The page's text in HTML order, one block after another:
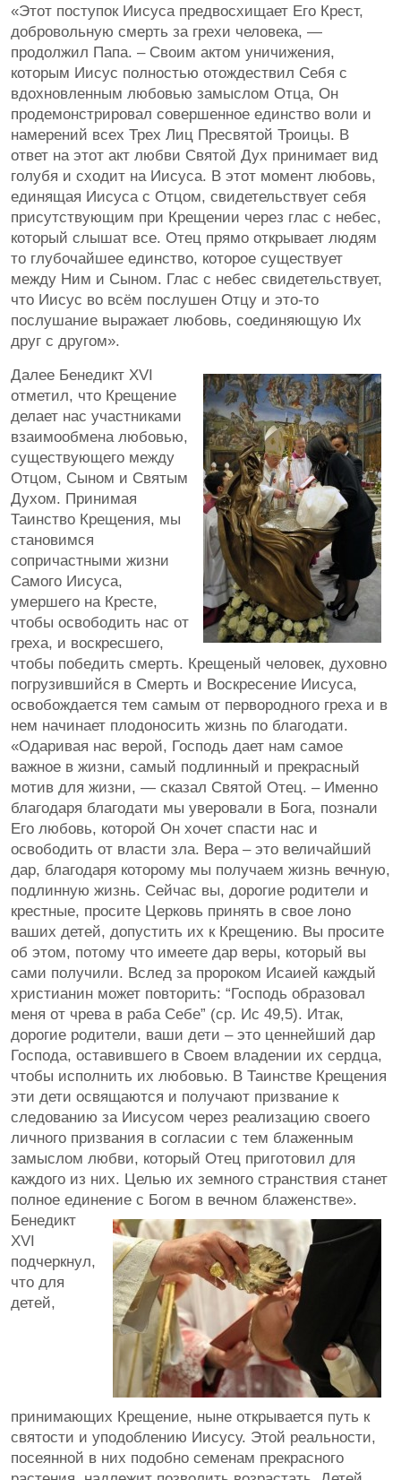
«Этот поступок Иисуса предвосхищает Его Крест,
добровольную смерть за грехи человека, —
продолжил Папа. – Своим актом уничижения,
которым Иисус полностью отождествил Себя с
вдохновленным любовью замыслом Отца, Он
продемонстрировал совершенное единство воли и
намерений всех Трех Лиц Пресвятой Троицы. В
ответ на этот акт любви Святой Дух принимает вид
голубя и сходит на Иисуса. В этот момент любовь,
единящая Иисуса с Отцом, свидетельствует себя
присутствующим при Крещении через глас с небес,
который слышат все. Отец прямо открывает людям
то глубочайшее единство, которое существует
между Ним и Сыном. Глас с небес свидетельствует,
что Иисус во всём послушен Отцу и это-то
послушание выражает любовь, соединяющую Их
друг с другом».
Далее Бенедикт XVI
отметил, что Крещение
делает нас участниками
взаимообмена любовью,
существующего между
Отцом, Сыном и Святым
Духом. Принимая
Таинство Крещения, мы
становимся
сопричастными жизни
Самого Иисуса,
умершего на Кресте,
чтобы освободить нас от
греха, и воскресшего,
чтобы победить смерть. Крещеный человек, духовно
погрузившийся в Смерть и Воскресение Иисуса,
освобождается тем самым от первородного греха и в
нем начинает плодоносить жизнь по благодати.
«Одаривая нас верой, Господь дает нам самое
важное в жизни, самый подлинный и прекрасный
мотив для жизни, — сказал Святой Отец. – Именно
благодаря благодати мы уверовали в Бога, познали
Его любовь, которой Он хочет спасти нас и
освободить от власти зла. Вера – это величайший
дар, благодаря которому мы получаем жизнь вечную,
подлинную жизнь. Сейчас вы, дорогие родители и
крестные, просите Церковь принять в свое лоно
ваших детей, допустить их к Крещению. Вы просите
об этом, потому что имеете дар веры, который вы
сами получили. Вслед за пророком Исаией каждый
христианин может повторить: “Господь образовал
меня от чрева в раба Себе” (ср. Ис 49,5). Итак,
дорогие родители, ваши дети – это ценнейший дар
Господа, оставившего в Своем владении их сердца,
чтобы исполнить их любовью. В Таинстве Крещения
эти дети освящаются и получают призвание к
следованию за Иисусом через реализацию своего
личного призвания в согласии с тем блаженным
замыслом любви, который Отец приготовил для
каждого из них. Целью их земного странствия станет
полное единение с Богом в вечном блаженстве».
Бенедикт
XVI
подчеркнул,
что для
детей,
принимающих Крещение, ныне открывается путь к
святости и уподоблению Иисусу. Этой реальности,
посеянной в них подобно семенам прекрасного